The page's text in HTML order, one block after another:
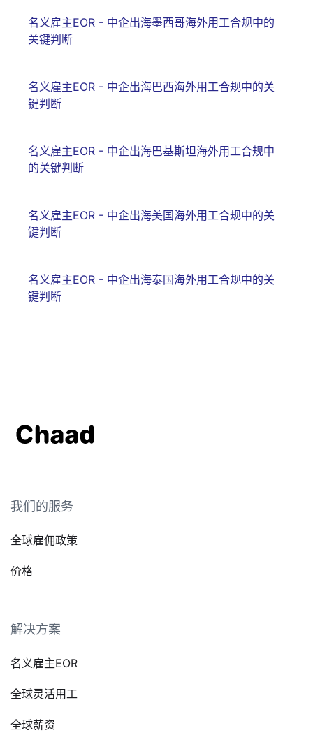
名义雇主EOR - 中企出海墨西哥海外用工合规中的
关键判断
名义雇主EOR - 中企出海巴西海外用工合规中的关
键判断
名义雇主EOR - 中企出海巴基斯坦海外用工合规中
的关键判断
名义雇主EOR - 中企出海美国海外用工合规中的关
键判断
名义雇主EOR - 中企出海泰国海外用工合规中的关
键判断
我们的服务
全球雇佣政策
价格
解决方案
名义雇主EOR
全球灵活用工
全球薪资